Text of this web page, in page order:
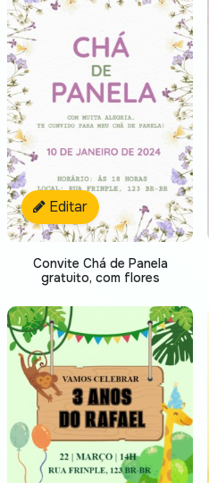
Editar
Convite Chá de Panela
gratuito, com flores